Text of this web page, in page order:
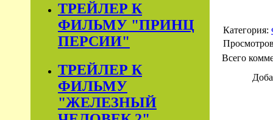
ТРЕЙЛЕР К
ФИЛЬМУ "ПРИНЦ
ПЕРСИИ"
ТРЕЙЛЕР К
ФИЛЬМУ
"ЖЕЛЕЗНЫЙ
Категория:
Всего